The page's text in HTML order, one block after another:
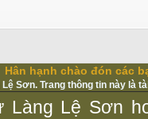
Hân hạnh chào đón các
Sơn. Trang thông tin này là
Làng Lệ Sơn